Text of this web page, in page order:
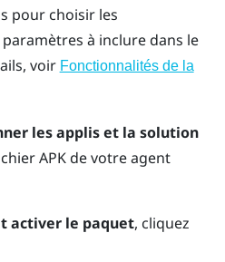
pour choisir les
à inclure dans le
voir Fonctionnalités de la
les applis et la solution
APK de votre agent
activer le paquet, cliquez